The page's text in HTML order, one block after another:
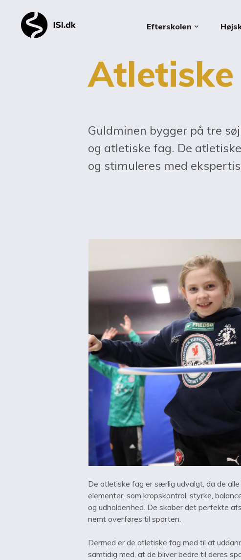
Efterskolen keyboard_arrow_down
Guldminen bygger på tre
og atletiske fag. De
og stimuleres med
De atletiske fag er særlig udvalgt, da de
elementer, som kropskontrol, styrke,
og udholdenhed. De skaber det perfekte
nemt overføres til sporten.
Dermed er de atletiske fag med til at
samtidig med, at de bliver bedre til deres